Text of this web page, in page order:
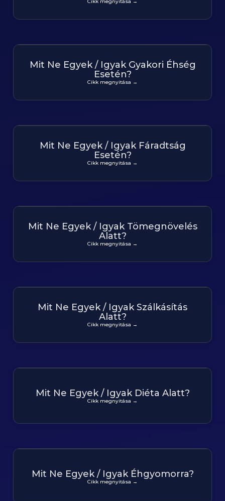
Mit Ne Egyek / Igyak Gyakori Éhség
Esetén?
Cikk megnyitása →
Mit Ne Egyek / Igyak Fáradtság
Esetén?
Cikk megnyitása →
Mit Ne Egyek / Igyak Tömegnövelés
Alatt?
Cikk megnyitása →
Mit Ne Egyek / Igyak Szálkásítás
Alatt?
Cikk megnyitása →
Mit Ne Egyek / Igyak Diéta Alatt?
Cikk megnyitása →
Mit Ne Egyek / Igyak Éhgyomorra?
Cikk megnyitása →